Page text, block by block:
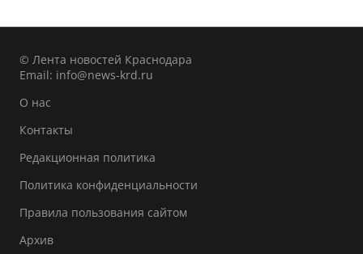
© Лента новостей Краснодара
Email: info@news-krd.ru
О нас
Контакты
Редакционная политика
Политика конфиденциальности
Правила пользования сайтом
Архив